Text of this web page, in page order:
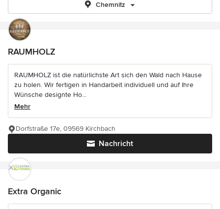
Chemnitz
RAUMHOLZ
RAUMHOLZ ist die natürlichste Art sich den Wald nach Hause
zu holen. Wir fertigen in Handarbeit individuell und auf Ihre
Wünsche designte Ho...
Mehr
Nachricht
Dorfstraße 17e, 09569 Kirchbach
Extra Organic